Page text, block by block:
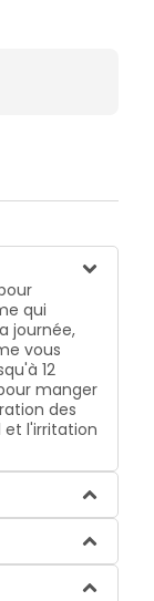
qui
journée,
vous
12
manger
des
et l'irritation